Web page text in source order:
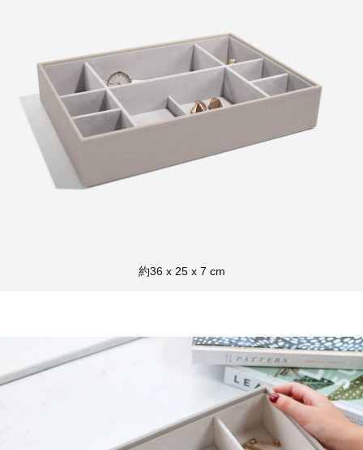
約36 x 25 x 7 cm